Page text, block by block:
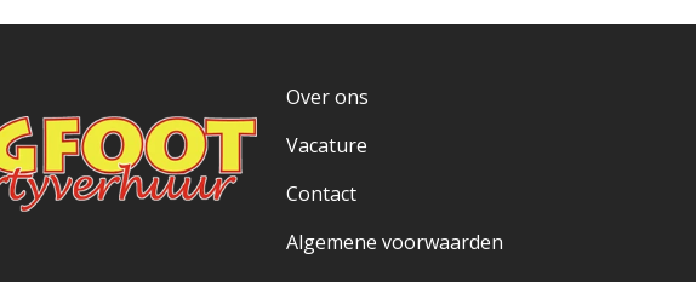
Over ons
Vacature
Contact
Algemene voorwaarden